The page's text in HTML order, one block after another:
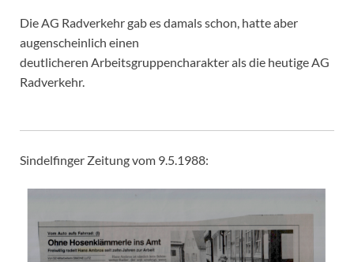
Die AG Radverkehr gab es damals schon, hatte aber
augenscheinlich einen
deutlicheren Arbeitsgruppencharakter als die heutige AG
Radverkehr.
Sindelfinger Zeitung vom 9.5.1988: